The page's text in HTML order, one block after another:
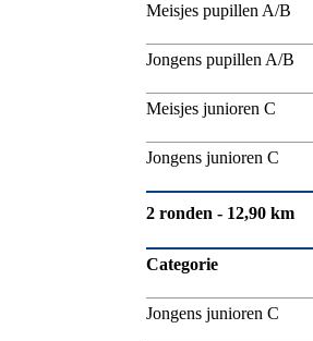
Meisjes pupillen A/B
Jongens pupillen A/B
Meisjes junioren C
Jongens junioren C
2 ronden - 12,90 km
Categorie
Jongens junioren C